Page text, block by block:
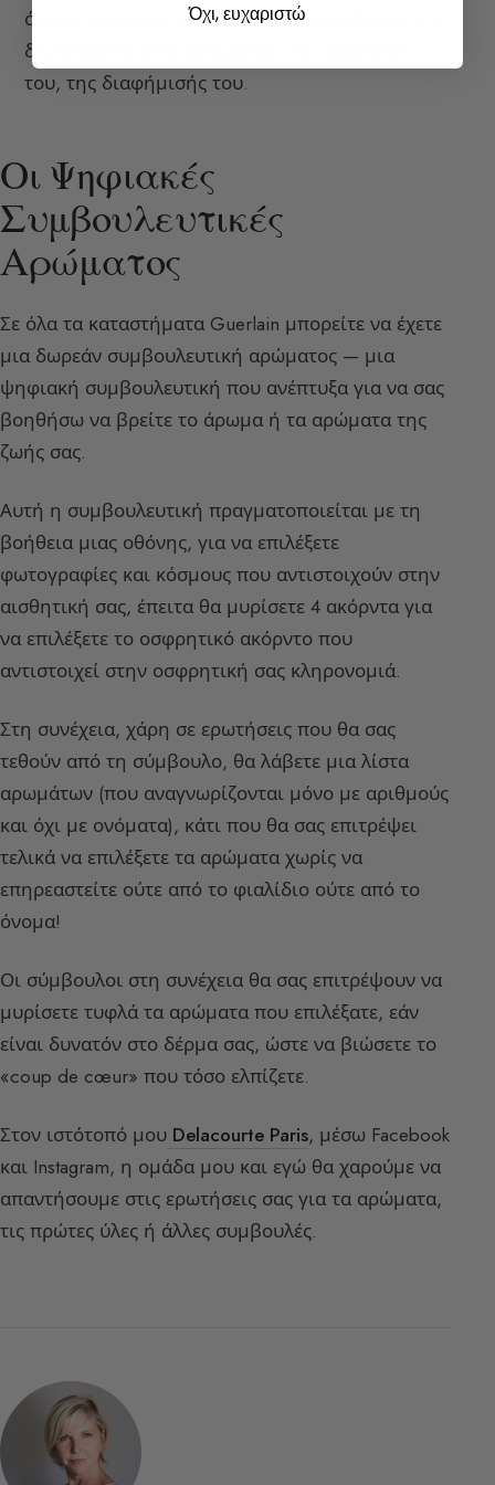
όνειρο να γίνετε κάποια μέρα αρχιμαέστρος της
δημιουργίας ενός αρώματος, του φιαλιδίου
του, της διαφήμισής του.
Οι Ψηφιακές
Συμβουλευτικές
Αρώματος
Σε όλα τα καταστήματα Guerlain μπορείτε να έχετε
μια δωρεάν συμβουλευτική αρώματος — μια
ψηφιακή συμβουλευτική που ανέπτυξα για να σας
βοηθήσω να βρείτε το άρωμα ή τα αρώματα της
ζωής σας.
Αυτή η συμβουλευτική πραγματοποιείται με τη
βοήθεια μιας οθόνης, για να επιλέξετε
φωτογραφίες και κόσμους που αντιστοιχούν στην
αισθητική σας, έπειτα θα μυρίσετε 4 ακόρντα για
να επιλέξετε το οσφρητικό ακόρντο που
αντιστοιχεί στην οσφρητική σας κληρονομιά.
Στη συνέχεια, χάρη σε ερωτήσεις που θα σας
τεθούν από τη σύμβουλο, θα λάβετε μια λίστα
αρωμάτων (που αναγνωρίζονται μόνο με αριθμούς
και όχι με ονόματα), κάτι που θα σας επιτρέψει
τελικά να επιλέξετε τα αρώματα χωρίς να
επηρεαστείτε ούτε από το φιαλίδιο ούτε από το
όνομα!
Οι σύμβουλοι στη συνέχεια θα σας επιτρέψουν να
μυρίσετε τυφλά τα αρώματα που επιλέξατε, εάν
είναι δυνατόν στο δέρμα σας, ώστε να βιώσετε το
«coup de cœur» που τόσο ελπίζετε.
Στον ιστότοπό μου Delacourte Paris, μέσω Facebook
και Instagram, η ομάδα μου και εγώ θα χαρούμε να
απαντήσουμε στις ερωτήσεις σας για τα αρώματα,
τις πρώτες ύλες ή άλλες συμβουλές.
Όχι, ευχαριστώ